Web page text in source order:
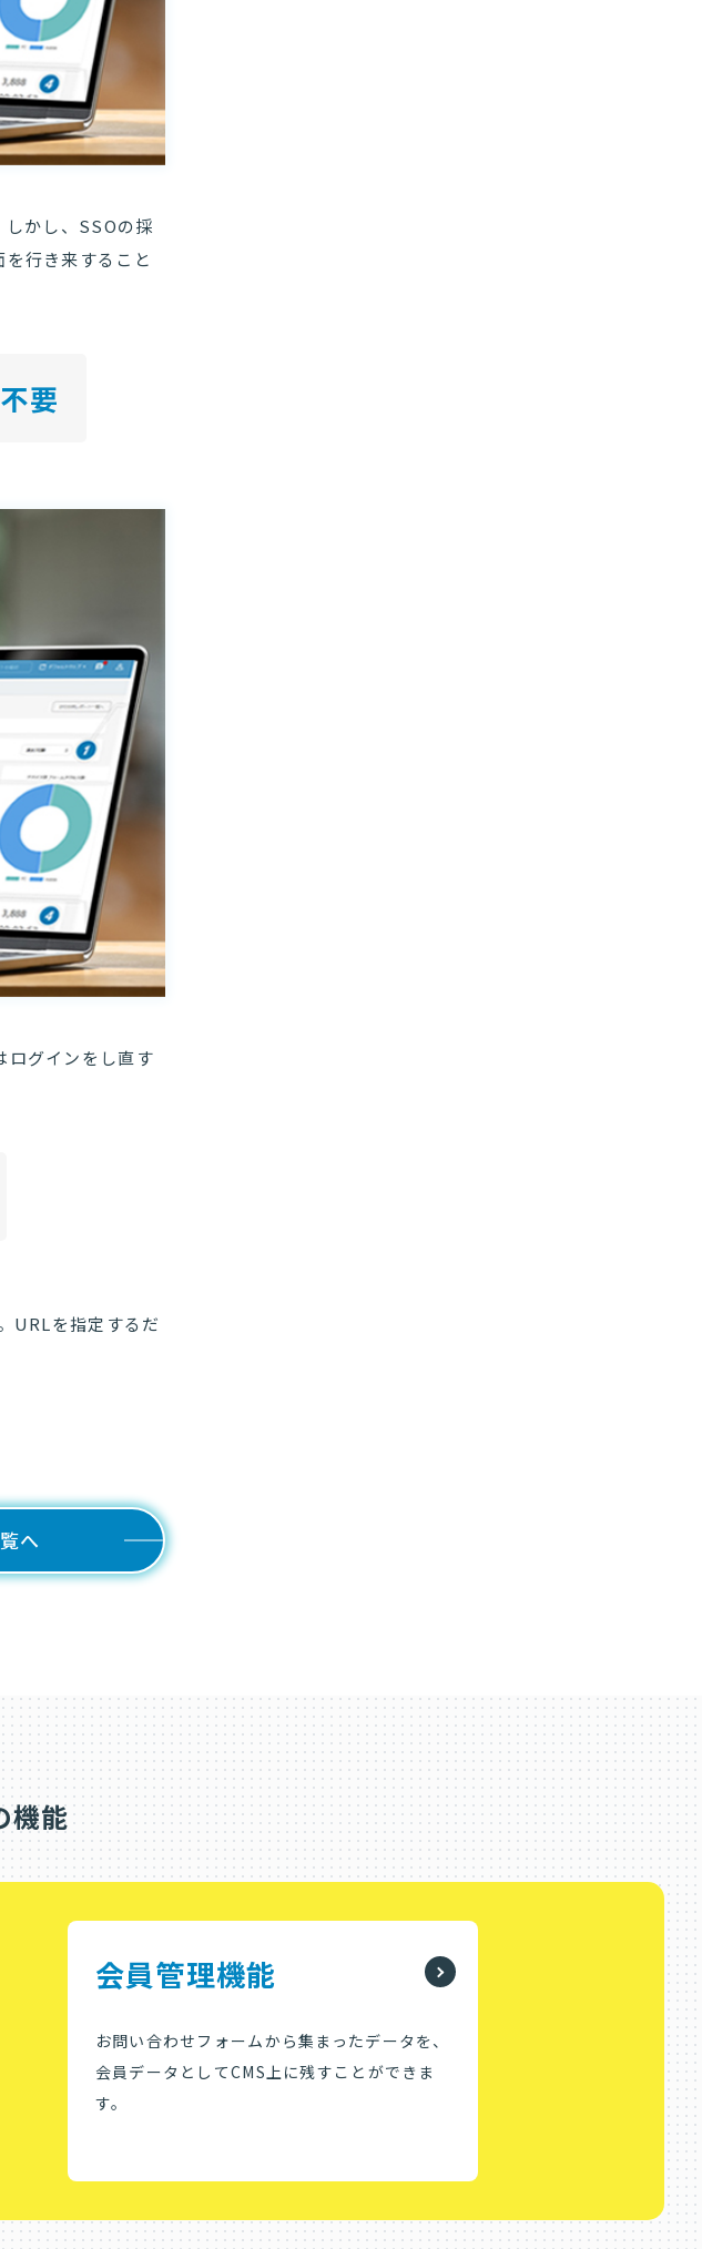
かし、SSOの採
行き来すること
要
ログインをし直す
URLを指定するだ
へ
機能
会員管理機能
お問い合わせフォームから集まったデータを、
会員データとしてCMS上に残すことができま
す。